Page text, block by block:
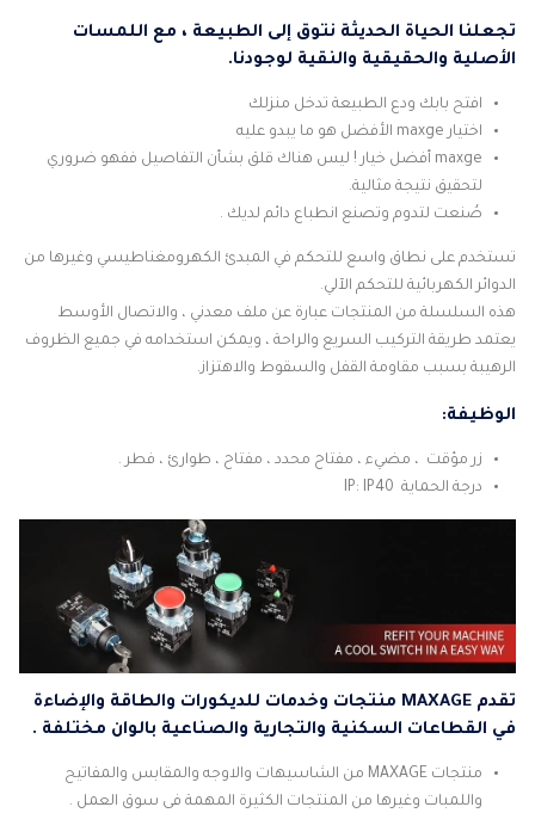
تجعلنا الحياة الحديثة نتوق إلى الطبيعة ، مع اللمسات
الأصلية والحقيقية والنقية لوجودنا.
افتح بابك ودع الطبيعة تدخل منزلك
اختيار maxge الأفضل هو ما يبدو عليه
maxge أفضل خيار ! ليس هناك قلق بشأن التفاصيل ففهو ضروري
لتحقيق نتيجة مثالية.
صُنعت لتدوم وتصنع انطباع دائم لديك .
تستخدم على نطاق واسع للتحكم في المبدئ الكهرومغناطيسي وغيرها من
الدوائر الكهربائية للتحكم الآلي.
هذه السلسلة من المنتجات عبارة عن ملف معدني ، والاتصال الأوسط
يعتمد طريقة التركيب السريع والراحة ، ويمكن استخدامه في جميع الظروف
الرهيبة بسبب مقاومة القفل والسقوط والاهتزاز.
الوظيفة:
زر مؤقت ، مضيء ، مفتاح محدد ، مفتاح ، طوارئ ، فطر .
درجة الحماية IP: IP40
تقدم MAXAGE منتجات وخدمات للديكورات والطاقة والإضاءة
في القطاعات السكنية والتجارية والصناعية بالوان مختلفة .
منتجات MAXAGE من الشاسيهات والاوجه والمقابس والمفاتيح
واللمبات وغيرها من المنتجات الكثيرة المهمة فى سوق العمل .